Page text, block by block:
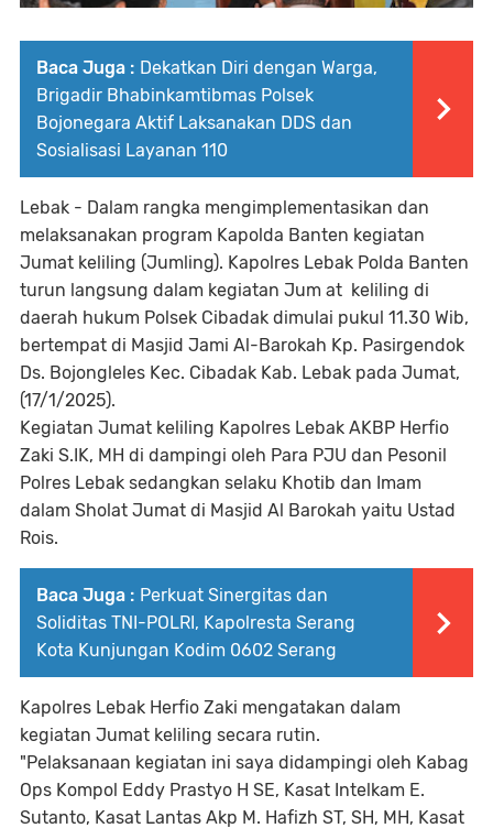
Baca Juga : Dekatkan Diri dengan Warga,
Brigadir Bhabinkamtibmas Polsek
Bojonegara Aktif Laksanakan DDS dan
Sosialisasi Layanan 110
Lebak - Dalam rangka mengimplementasikan dan
melaksanakan program Kapolda Banten kegiatan
Jumat keliling (Jumling). Kapolres Lebak Polda Banten
turun langsung dalam kegiatan Jum at keliling di
daerah hukum Polsek Cibadak dimulai pukul 11.30 Wib,
bertempat di Masjid Jami Al-Barokah Kp. Pasirgendok
Ds. Bojongleles Kec. Cibadak Kab. Lebak pada Jumat,
(17/1/2025).
Kegiatan Jumat keliling Kapolres Lebak AKBP Herfio
Zaki S.IK, MH di dampingi oleh Para PJU dan Pesonil
Polres Lebak sedangkan selaku Khotib dan Imam
dalam Sholat Jumat di Masjid Al Barokah yaitu Ustad
Rois.
Baca Juga : Perkuat Sinergitas dan
Soliditas TNI-POLRI, Kapolresta Serang
Kota Kunjungan Kodim 0602 Serang
Kapolres Lebak Herfio Zaki mengatakan dalam
kegiatan Jumat keliling secara rutin.
"Pelaksanaan kegiatan ini saya didampingi oleh Kabag
Ops Kompol Eddy Prastyo H SE, Kasat Intelkam E.
Sutanto, Kasat Lantas Akp M. Hafizh ST, SH, MH, Kasat